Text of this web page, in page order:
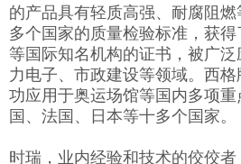
的产品具有轻质高强、耐腐阻
多个国家的质量检验标准，获得
等国际知名机构的证书，被广
力电子、市政建设等领域。西
功应用于奥运场馆等国内多项
国、法国、日本等十多个国家。
时瑞，业内经验和技术的佼佼